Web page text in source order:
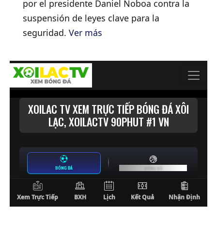
por el presidente Daniel Noboa contra la
suspensión de leyes clave para la
seguridad. Ver más